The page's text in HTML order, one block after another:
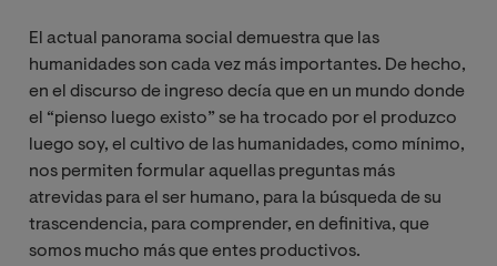
El actual panorama social demuestra que las
humanidades son cada vez más importantes. De hecho,
en el discurso de ingreso decía que en un mundo donde
el “pienso luego existo” se ha trocado por el produzco
luego soy, el cultivo de las humanidades, como mínimo,
nos permiten formular aquellas preguntas más
atrevidas para el ser humano, para la búsqueda de su
trascendencia, para comprender, en definitiva, que
somos mucho más que entes productivos.